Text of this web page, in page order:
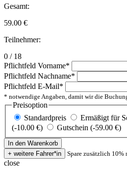
Gesamt:
59.00 €
Teilnehmer:
0 / 18
Pflichtfeld Vorname*
Pflichtfeld Nachname*
Pflichtfeld E-Mail*
* notwendige Angaben, damit wir die
Preisoption
Standardpreis
Ermäßigt für
(-10.00 €)
Gutschein (-59.00 €)
Spare zusätzlich
close